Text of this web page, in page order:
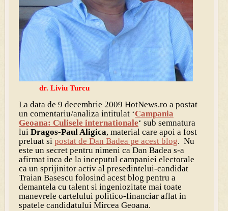
dr. Liviu Turcu
La data de 9 decembrie 2009 HotNews.ro a postat
un comentariu/analiza intitulat ‘Campania
Geoana: Culisele internationale‘ sub semnatura
lui Dragos-Paul Aligica, material care apoi a fost
preluat si postat de Dan Badea pe acest blog. Nu
este un secret pentru nimeni ca Dan Badea s-a
afirmat inca de la inceputul campaniei electorale
ca un sprijinitor activ al presedintelui-candidat
Traian Basescu folosind acest blog pentru a
demantela cu talent si ingeniozitate mai toate
manevrele cartelului politico-financiar aflat in
spatele candidatului Mircea Geoana.